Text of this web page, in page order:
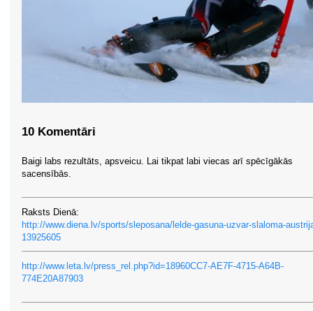
10 Komentāri
Baigi labs rezultāts, apsveicu. Lai tikpat labi viecas arī spēcīgākās
sacensībās.
Raksts Dienā:
http://www.diena.lv/sports/sleposana/lelde-gasuna-uzvar-slaloma-
13925605
http://www.leta.lv/press_rel.php?id=18960CC7-AE7F-4715-A64B-
774E20A87903